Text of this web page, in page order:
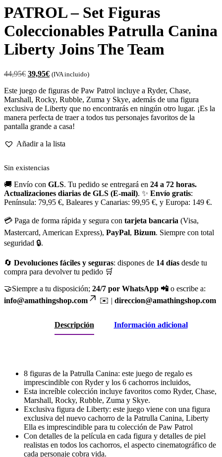
PATROL – Set Figuras
Coleccionables Patrulla Canina
Liberty Joins The Team
44,95€ 39,95€ (IVA incluido)
Este juego de figuras de Paw Patrol incluye a Ryder, Chase,
Marshall, Rocky, Rubble, Zuma y Skye, además de una figura
exclusiva de Liberty que no encontrarás en ningún otro lugar. ¡Es la
manera perfecta de traer a todos tus personajes favoritos de la
pantalla grande a casa!
Añadir a la lista
Sin existencias
🚚 Envío con GLS. Tu pedido se entregará en 24 a 72 horas.
Actualizaciones diarias de GLS (E-mail). ✨ Envío gratis:
Península: 79,95 €, Baleares y Canarias: 99,95 €, y Europa: 149 €.
💳 Paga de forma rápida y segura con tarjeta bancaria (Visa,
Mastercard, American Express), PayPal, Bizum. Siempre con total
seguridad 🔒.
🔄 Devoluciones fáciles y seguras: dispones de 14 días desde tu
compra para devolver tu pedido 🛒
🤝Siempre a tu disposición; 24/7 por WhatsApp 📲 o escribe a:
info@amathingshop.com
✉️ | direccion@amathingshop.com
Descripción Información adicional
8 figuras de la Patrulla Canina: este juego de regalo es
imprescindible con Ryder y los 6 cachorros incluidos,
Esta increíble colección incluye favoritos como Ryder, Chase,
Marshall, Rocky, Rubble, Zuma y Skye.
Exclusiva figura de Liberty: este juego viene con una figura
exclusiva del nuevo cachorro de la Patrulla Canina, Liberty
Ella es imprescindible para tu colección de Paw Patrol
Con detalles de la película en cada figura y detalles de piel
realistas en todos los cachorros, el aspecto cinematográfico de
cada personaje cobra vida.